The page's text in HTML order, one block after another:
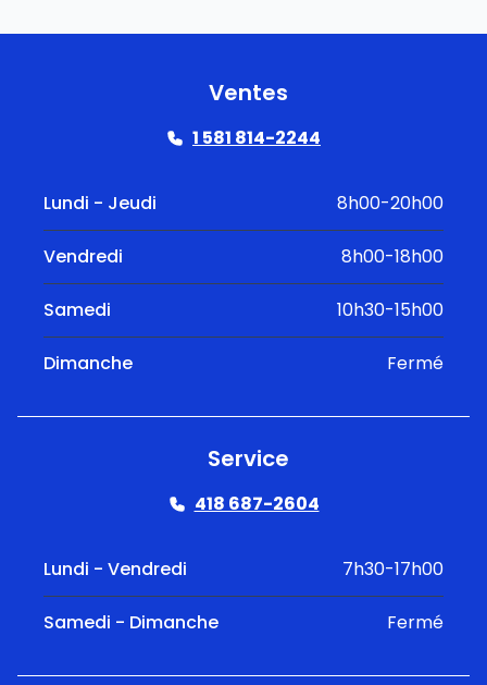
Ventes
1 581 814-2244
Lundi - Jeudi 8h00-20h00
Vendredi 8h00-18h00
Samedi 10h30-15h00
Dimanche Fermé
Service
418 687-2604
Lundi - Vendredi 7h30-17h00
Samedi - Dimanche Fermé